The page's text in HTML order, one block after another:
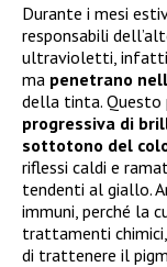
Durante i mesi
responsabili
ultravioletti, infatti,
ma penetrano
della tinta. Questo
progressiva di
sottotono del
riflessi caldi e
tendenti al giallo.
immuni, perché la
trattamenti
di trattenere il